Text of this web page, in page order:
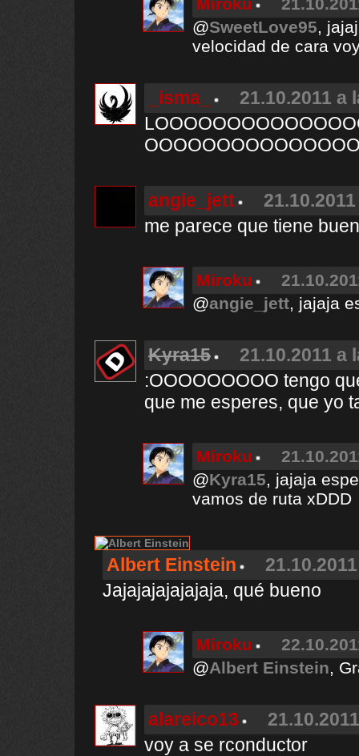
@SweetLove95,
velocidad de cara
_isma_
21.10.2011 a
angie_jett
me parece que tiene
Miroku
@angie_jett, jajaja
Kyra15
21.10.2011 a
:OOOOOOOOO tengo
que me esperes, que yo
Miroku
@Kyra15, jajaja
vamos de ruta xDDD
Albert Einstein
Jajajajajajajaja, qué bueno
Miroku
@Albert Einstein,
alareico13
voy a se rconductor